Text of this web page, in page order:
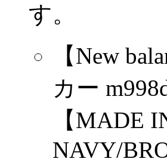
す。
【New
カー
【MADE
NAVY/